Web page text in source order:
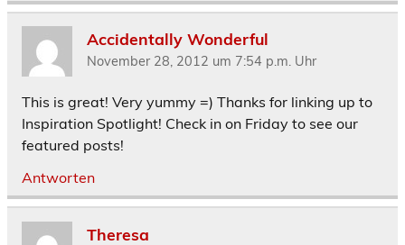
Accidentally Wonderful
November 28, 2012 um 7:54 p.m. Uhr
This is great! Very yummy =) Thanks for linking up to
Inspiration Spotlight! Check in on Friday to see our
featured posts!
Antworten
Theresa